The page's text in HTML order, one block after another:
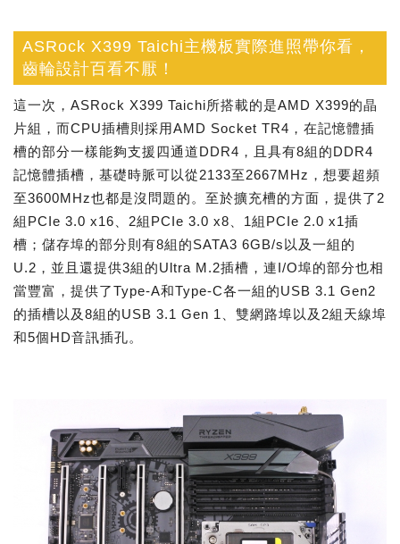
ASRock X399 Taichi主機板實際進照帶你看，
齒輪設計百看不厭！
這一次，ASRock X399 Taichi所搭載的是AMD X399的晶
片組，而CPU插槽則採用AMD Socket TR4，在記憶體插
槽的部分一樣能夠支援四通道DDR4，且具有8組的DDR4
記憶體插槽，基礎時脈可以從2133至2667MHz，想要超頻
至3600MHz也都是沒問題的。至於擴充槽的方面，提供了2
組PCIe 3.0 x16、2組PCIe 3.0 x8、1組PCIe 2.0 x1插
槽；儲存埠的部分則有8組的SATA3 6GB/s以及一組的
U.2，並且還提供3組的Ultra M.2插槽，連I/O埠的部分也相
當豐富，提供了Type-A和Type-C各一組的USB 3.1 Gen2
的插槽以及8組的USB 3.1 Gen 1、雙網路埠以及2組天線埠
和5個HD音訊插孔。